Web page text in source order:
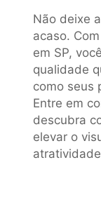
Não deixe
acaso.
em SP,
qualidade
como seus
Entre em
descubra
elevar o